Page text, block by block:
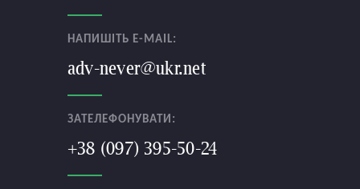
НАПИШІТЬ E-MAIL:
adv-never@ukr.net
ЗАТЕЛЕФОНУВАТИ:
+38 (097) 395-50-24